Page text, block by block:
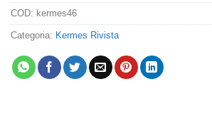
COD: kermes46
Categoria: Kermes Rivista